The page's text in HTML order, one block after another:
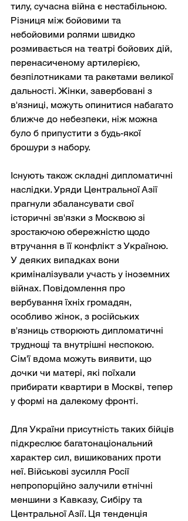
тилу, сучасна війна є нестабільною.
Різниця між бойовими та
небойовими ролями швидко
розмивається на театрі бойових дій,
перенасиченому артилерією,
безпілотниками та ракетами великої
дальності. Жінки, завербовані з
в'язниці, можуть опинитися набагато
ближче до небезпеки, ніж можна
було б припустити з будь-якої
брошури з набору.
Існують також складні дипломатичні
наслідки. Уряди Центральної Азії
прагнули збалансувати свої
історичні зв'язки з Москвою зі
зростаючою обережністю щодо
втручання в її конфлікт з Україною.
У деяких випадках вони
криміналізували участь у іноземних
війнах. Повідомлення про
вербування їхніх громадян,
особливо жінок, з російських
в'язниць створюють дипломатичні
труднощі та внутрішні неспокою.
Сім'ї вдома можуть виявити, що
дочки чи матері, які поїхали
прибирати квартири в Москві, тепер
у формі на далекому фронті.
Для України присутність таких бійців
підкреслює багатонаціональний
характер сил, вишикованих проти
неї. Військові зусилля Росії
непропорційно залучили етнічні
меншини з Кавказу, Сибіру та
Центральної Азії. Ця тенденція